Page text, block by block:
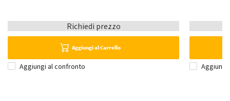
Richiedi prezzo
Aggiungi al Carrello
Aggiungi al confronto